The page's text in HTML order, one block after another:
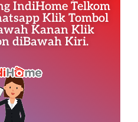
IndiHome Telkom
Klik Tombol
Kanan Klik
diBawah Kiri.